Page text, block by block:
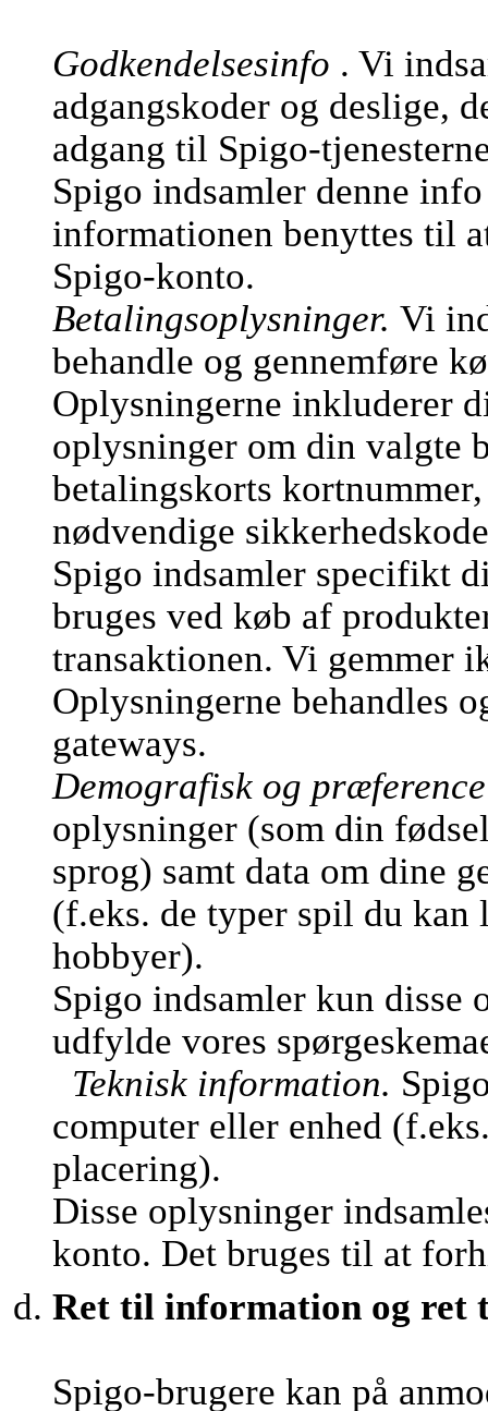
Godkendelsesinfo . Vi
adgangskoder og deslige,
adgang til Spigo-
Spigo indsamler denne
informationen benyttes til
Spigo-konto.
Betalingsoplysninger. Vi
behandle og gennemføre
Oplysningerne inkluderer
oplysninger om din valgte
betalingskorts
nødvendige
Spigo indsamler specifikt
bruges ved køb af
transaktionen. Vi gemmer
Oplysningerne behandles
gateways.
Demografisk og
oplysninger (som din
sprog) samt data om dine
(f.eks. de typer spil du kan
hobbyer).
Spigo indsamler kun
udfylde vores
Teknisk information.
computer eller enhed
placering).
Disse oplysninger
konto. Det bruges til at
Ret til information og ret
Spigo-brugere kan på